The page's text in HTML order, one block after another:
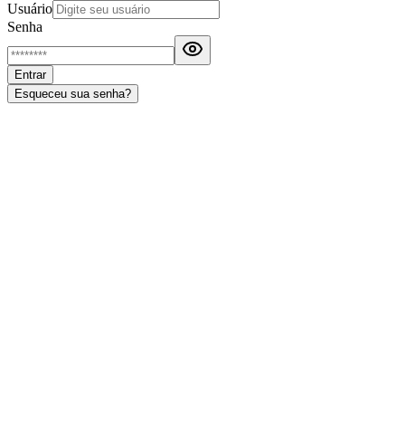
Usuário
Senha
Entrar
Esqueceu sua senha?